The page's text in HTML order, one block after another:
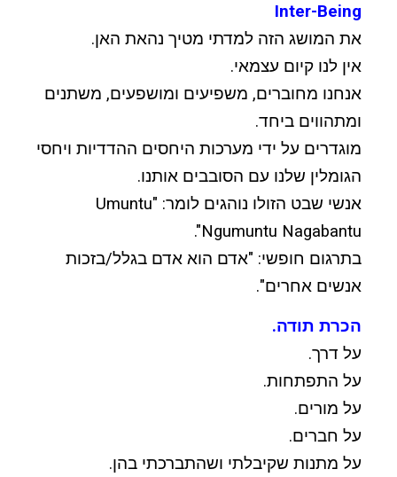
Inter-Being
את המושג הזה למדתי מטיך נהאת האן.
אין לנו קיום עצמאי.
אנחנו מחוברים, משפיעים ומושפעים, משתנים
ומתהווים ביחד.
מוגדרים על ידי מערכות היחסים ההדדיות ויחסי
הגומלין שלנו עם הסובבים אותנו.
אנשי שבט הזולו נוהגים לומר: "Umuntu
Ngumuntu Nagabantu".
בתרגום חופשי: "אדם הוא אדם בגלל/בזכות
אנשים אחרים".
הכרת תודה.
על דרך.
על התפתחות.
על מורים.
על חברים.
על מתנות שקיבלתי ושהתברכתי בהן.